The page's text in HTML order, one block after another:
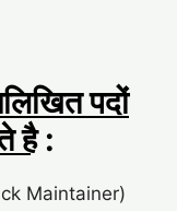
पदों
है:
Maintainer)